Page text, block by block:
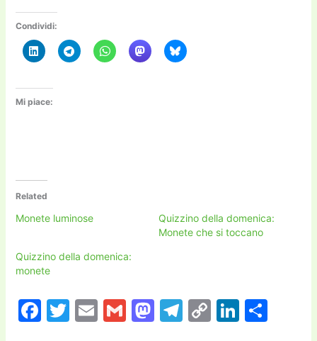
Condividi:
Mi piace:
Related
Monete luminose
Quizzino della domenica:
Monete che si toccano
Quizzino della domenica:
monete
F
T
E
G
M T
C
Li